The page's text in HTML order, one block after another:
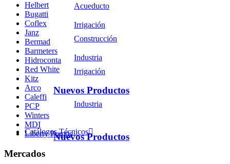
Acueducto
Construcción
Irrigación
Industria
Nuevos Productos
Irrigación
Industria
Nuevos Productos
Catálogos Técnicos
Helbert
Bugatti
Coflex
Janz
Bermad
Barmeters
Hidroconta
Red White
Kitz
Arco
Caleffi
PCP
Winters
MDI
Liberty Pumps
Mercados